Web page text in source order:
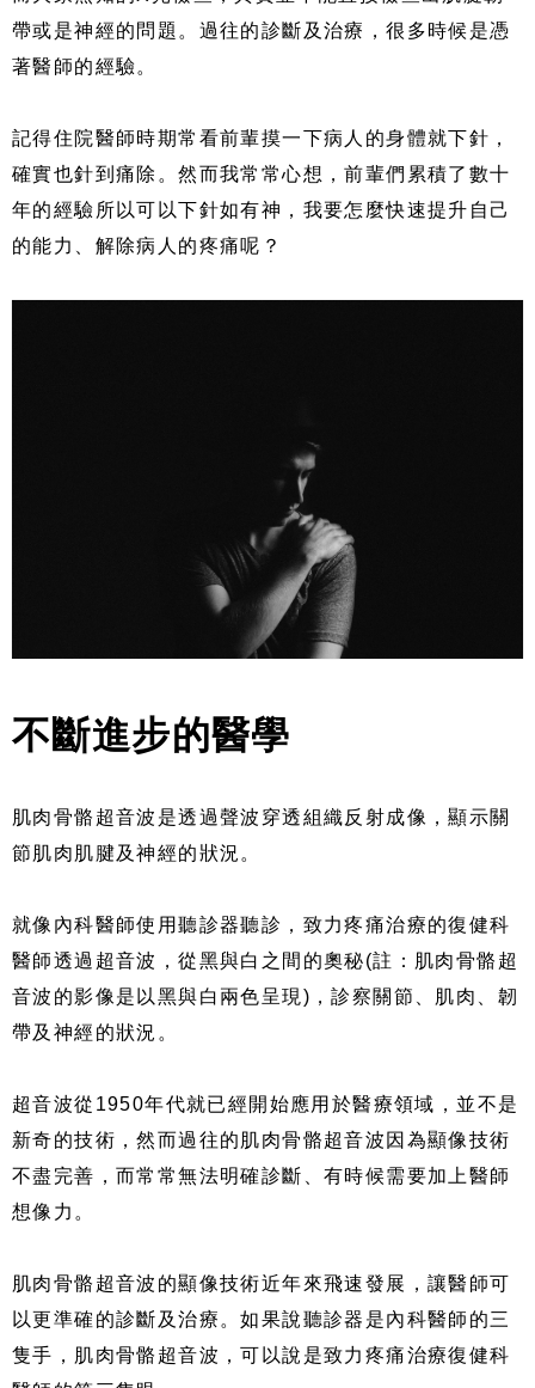
帶或是神經的問題。過往的診斷及治療，很多時候是憑
著醫師的經驗。
記得住院醫師時期常看前輩摸一下病人的身體就下針，
確實也針到痛除。然而我常常心想，前輩們累積了數十
年的經驗所以可以下針如有神，我要怎麼快速提升自己
的能力、解除病人的疼痛呢？
不斷進步的醫學
肌肉骨骼超音波是透過聲波穿透組織反射成像，顯示關
節肌肉肌腱及神經的狀況。
就像內科醫師使用聽診器聽診，致力疼痛治療的復健科
醫師透過超音波，從黑與白之間的奧秘(註：肌肉骨骼超
音波的影像是以黑與白兩色呈現)，診察關節、肌肉、韌
帶及神經的狀況。
超音波從1950年代就已經開始應用於醫療領域，並不是
新奇的技術，然而過往的肌肉骨骼超音波因為顯像技術
不盡完善，而常常無法明確診斷、有時候需要加上醫師
想像力。
肌肉骨骼超音波的顯像技術近年來飛速發展，讓醫師可
以更準確的診斷及治療。如果說聽診器是內科醫師的三
隻手，肌肉骨骼超音波，可以說是致力疼痛治療復健科